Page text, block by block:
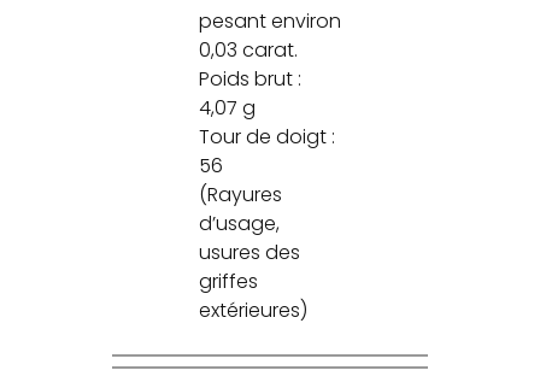
pesant environ
0,03 carat.
Poids brut :
4,07 g
Tour de doigt :
56
(Rayures
d’usage,
usures des
griffes
extérieures)